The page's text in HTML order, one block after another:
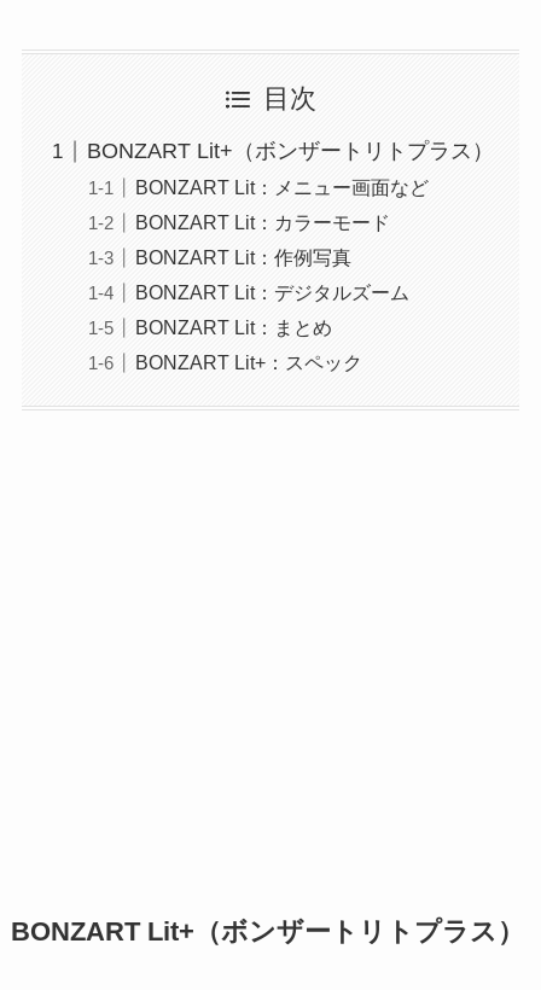
目次
BONZART Lit+（ボンザートリトプラス）
BONZART Lit：メニュー画面など
BONZART Lit：カラーモード
BONZART Lit：作例写真
BONZART Lit：デジタルズーム
BONZART Lit：まとめ
BONZART Lit+：スペック
BONZART Lit+（ボンザートリトプラス）